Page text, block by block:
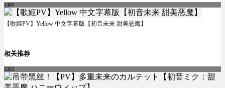
1486
【歌姬PV】Yellow 中文字幕版【初音未来 甜美恶魔】
相关推荐
3383